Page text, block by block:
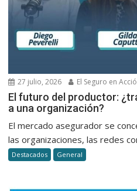
27 julio, 2026 El Seguro en
El futuro del productor:
a una organización?
El mercado asegurador se
las organizaciones, las redes
Destacados General